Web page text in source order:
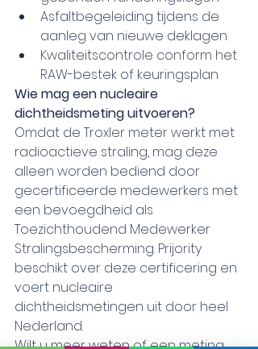
Asfaltbegeleiding tijdens de
aanleg van nieuwe deklagen
Kwaliteitscontrole conform het
RAW-bestek of keuringsplan
Wie mag een nucleaire
dichtheidsmeting uitvoeren?
Omdat de Troxler meter werkt met
radioactieve straling, mag deze
alleen worden bediend door
gecertificeerde medewerkers met
een bevoegdheid als
Toezichthoudend Medewerker
Stralingsbescherming. Prijority
beschikt over deze certificering en
voert nucleaire
dichtheidsmetingen uit door heel
Nederland.